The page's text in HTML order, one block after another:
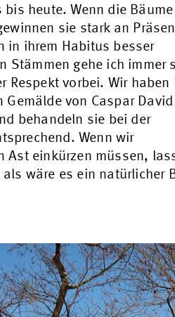
heute. Wenn die
sie stark an
in ihrem Habitus besser
Stämmen gehe ich immer
Respekt vorbei. Wir haben
Gemälde von Caspar David
behandeln sie bei der
Wenn wir
Ast einkürzen müssen,
wäre es ein natürlicher